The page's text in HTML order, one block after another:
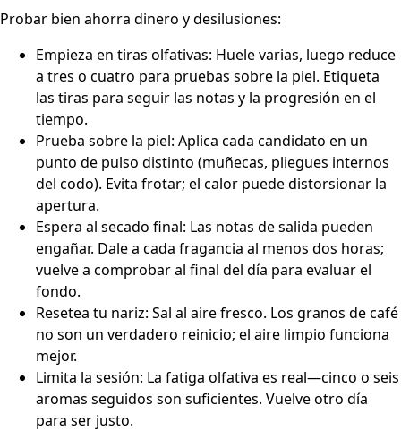
Probar bien ahorra dinero y desilusiones:
Empieza en tiras olfativas: Huele varias, luego reduce
a tres o cuatro para pruebas sobre la piel. Etiqueta
las tiras para seguir las notas y la progresión en el
tiempo.
Prueba sobre la piel: Aplica cada candidato en un
punto de pulso distinto (muñecas, pliegues internos
del codo). Evita frotar; el calor puede distorsionar la
apertura.
Espera al secado final: Las notas de salida pueden
engañar. Dale a cada fragancia al menos dos horas;
vuelve a comprobar al final del día para evaluar el
fondo.
Resetea tu nariz: Sal al aire fresco. Los granos de café
no son un verdadero reinicio; el aire limpio funciona
mejor.
Limita la sesión: La fatiga olfativa es real—cinco o seis
aromas seguidos son suficientes. Vuelve otro día
para ser justo.